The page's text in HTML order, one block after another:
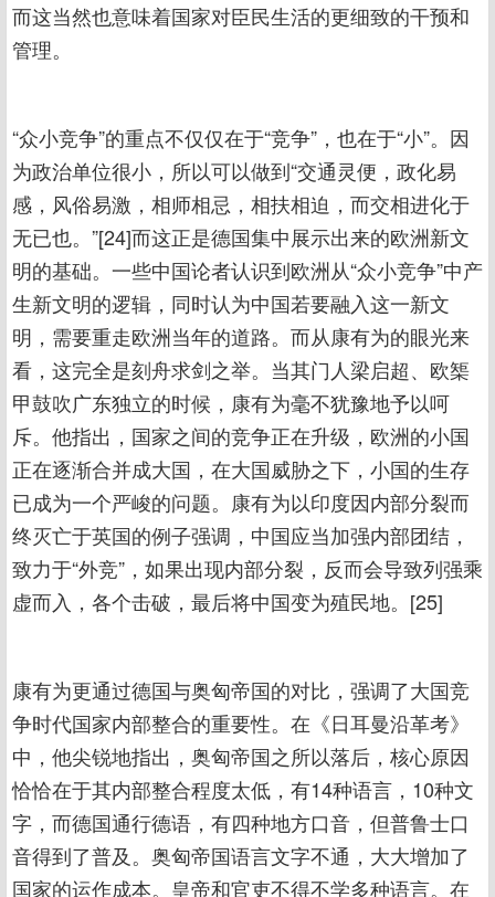
而这当然也意味着国家对臣民生活的更细致的干预和
管理。
“众小竞争”的重点不仅仅在于“竞争”，也在于“小”。因
为政治单位很小，所以可以做到“交通灵便，政化易
感，风俗易激，相师相忌，相扶相迫，而交相进化于
无已也。”[24]而这正是德国集中展示出来的欧洲新文
明的基础。一些中国论者认识到欧洲从“众小竞争”中产
生新文明的逻辑，同时认为中国若要融入这一新文
明，需要重走欧洲当年的道路。而从康有为的眼光来
看，这完全是刻舟求剑之举。当其门人梁启超、欧榘
甲鼓吹广东独立的时候，康有为毫不犹豫地予以呵
斥。他指出，国家之间的竞争正在升级，欧洲的小国
正在逐渐合并成大国，在大国威胁之下，小国的生存
已成为一个严峻的问题。康有为以印度因内部分裂而
终灭亡于英国的例子强调，中国应当加强内部团结，
致力于“外竞”，如果出现内部分裂，反而会导致列强乘
虚而入，各个击破，最后将中国变为殖民地。[25]
康有为更通过德国与奥匈帝国的对比，强调了大国竞
争时代国家内部整合的重要性。在《日耳曼沿革考》
中，他尖锐地指出，奥匈帝国之所以落后，核心原因
恰恰在于其内部整合程度太低，有14种语言，10种文
字，而德国通行德语，有四种地方口音，但普鲁士口
音得到了普及。奥匈帝国语言文字不通，大大增加了
国家的运作成本。皇帝和官吏不得不学多种语言。在